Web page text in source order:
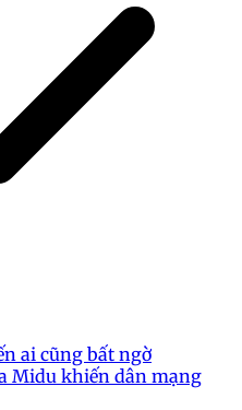
ai cũng bất ngờ
Midu khiến dân mạng